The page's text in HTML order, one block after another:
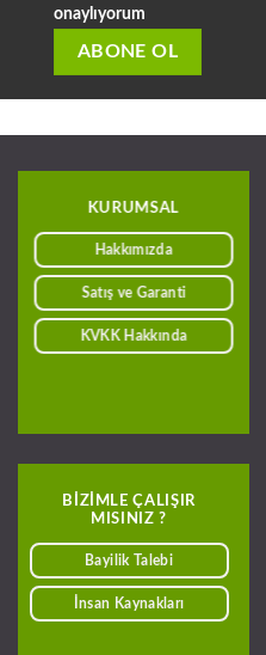
onaylıyorum
KURUMSAL
Hakkımızda
Satış ve Garanti
KVKK Hakkında
BIZIMLE ÇALIŞIR
MISINIZ ?
Bayilik Talebi
İnsan Kaynakları